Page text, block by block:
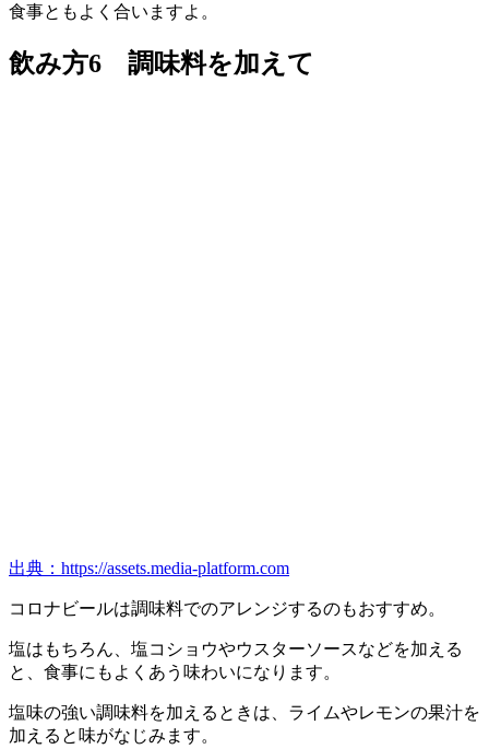
食事ともよく合いますよ。
飲み方6 調味料を加えて
出典：https://assets.media-platform.com
コロナビールは調味料でのアレンジするのもおすすめ。
塩はもちろん、塩コショウやウスターソースなどを加える
と、食事にもよくあう味わいになります。
塩味の強い調味料を加えるときは、ライムやレモンの果汁を
加えると味がなじみます。